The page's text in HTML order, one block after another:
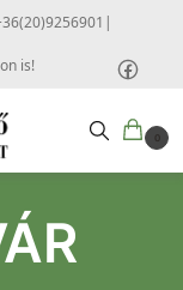
|
is!
0